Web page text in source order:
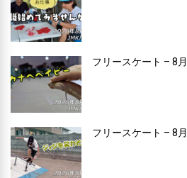
フリースケート – 8
フリースケート – 8